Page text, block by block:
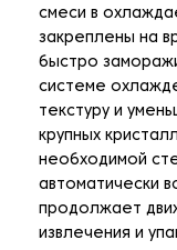
смеси в
закреплены на
быстро
системе
текстуру и
крупных
необходимой
автоматически
продолжает
извлечения и